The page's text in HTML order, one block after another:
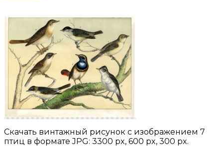
Скачать винтажный рисунок с изображением 7
птиц в формате JPG: 3300 px, 600 px, 300 px.